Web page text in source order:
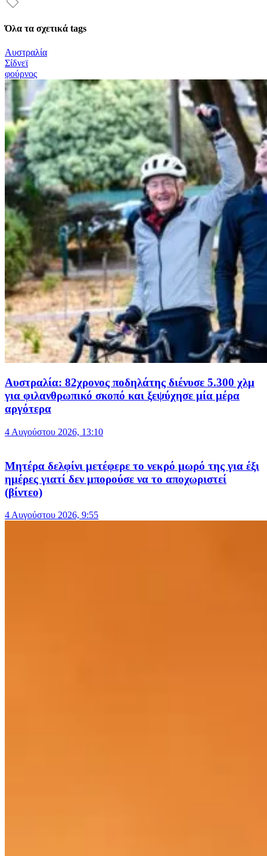
Όλα τα σχετικά tags
Αυστραλία
Σίδνεϊ
φούρνος
Αυστραλία: 82χρονος ποδηλάτης διένυσε 5.300 χλμ
για φιλανθρωπικό σκοπό και ξεψύχησε μία μέρα
αργότερα
4 Αυγούστου 2026, 13:10
Μητέρα δελφίνι μετέφερε το νεκρό μωρό της για έξι
ημέρες γιατί δεν μπορούσε να το αποχωριστεί
(βίντεο)
4 Αυγούστου 2026, 9:55